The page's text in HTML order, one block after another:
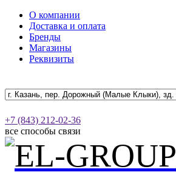
О компании
Доставка и оплата
Бренды
Магазины
Реквизиты
+7 (843) 212-02-36
все способы связи